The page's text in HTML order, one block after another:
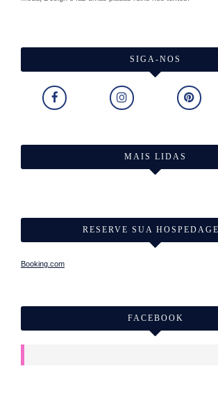
SIGA-NOS
MAIS LIDAS
RESERVE SUA
Booking.com
FACEBOOK